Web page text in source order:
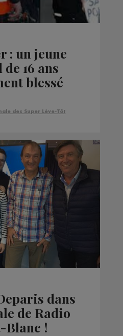
: un jeune
16 ans
blessé
des Super Lève-Tôt
dans
de Radio
Blanc !